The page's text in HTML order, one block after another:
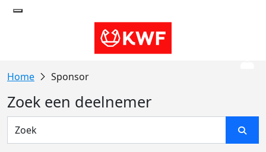
Sponsor
Zoek een deelnemer